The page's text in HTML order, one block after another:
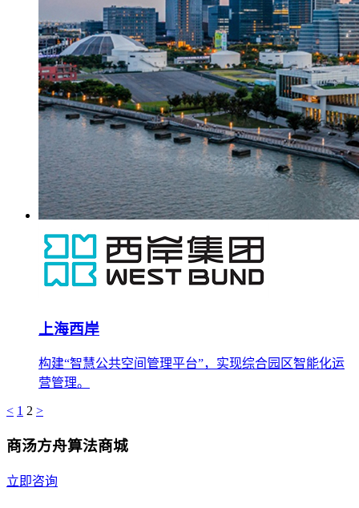
上海西岸
构建“智慧公共空间管理平台”，实现综合园区智能化运
营管理。
< 1 2 >
商汤方舟算法商城
立即咨询